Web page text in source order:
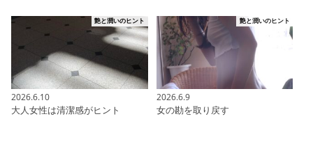
艶と潤いのヒント
2026.6.10
大人女性は清潔感がヒント
艶と潤いのヒント
2026.6.9
女の勘を取り戻す